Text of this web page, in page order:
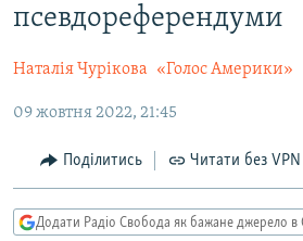
до
основної
Перейти
пошуку
ЕКОНОМІКА
СУСПІЛЬСТВО
КУЛЬТУРА
УКРАЇНА
РОСІЙСЬКА «ФІЛЬТРАЦІЯ»
ДОНБАС.РЕАЛІЇ
КРИМ.РЕАЛІЇ
псевдореферендуми
Наталія Чурікова «Голос Америки»
09 жовтня 2022, 21:45
Поділитись Читати без VPN
Додати Радіо Свобода як бажане джерело в